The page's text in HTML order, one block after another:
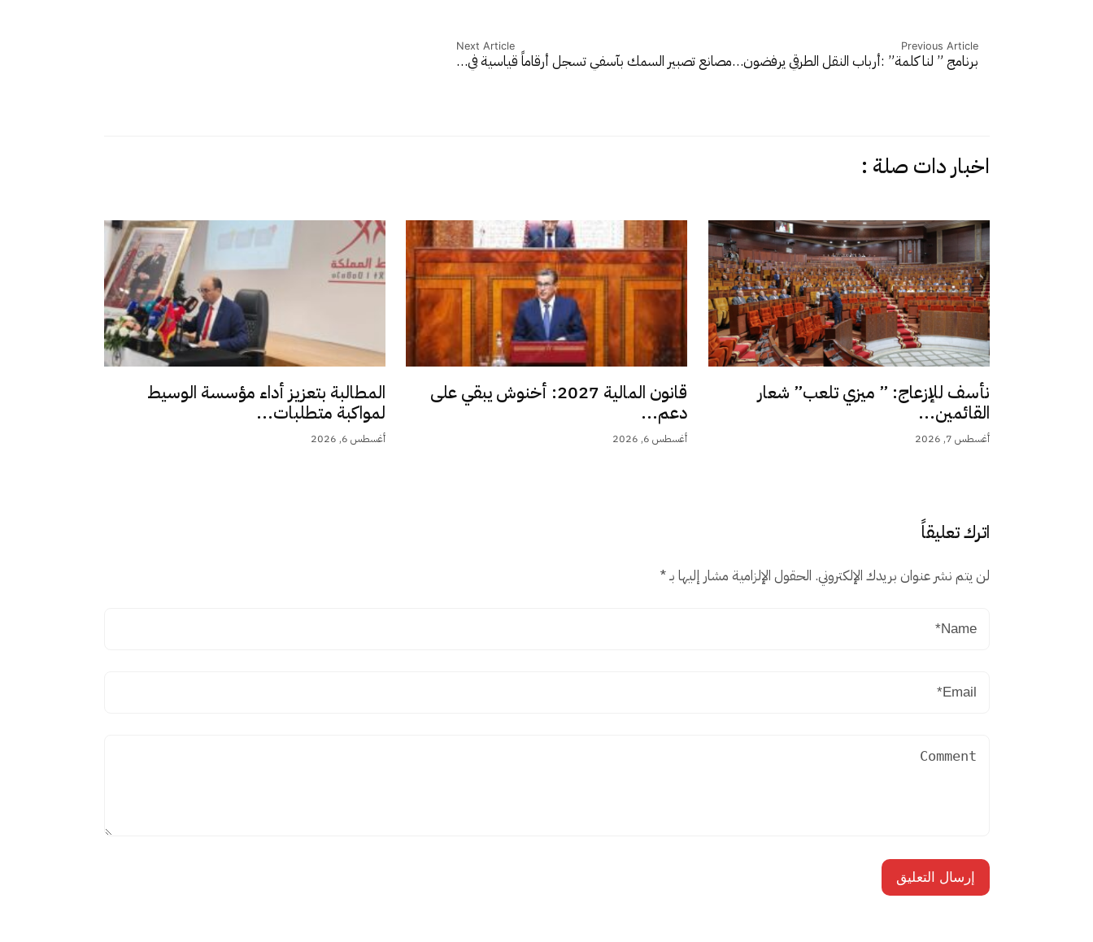
Previous Article
برنامج ” لنا كلمة” :أرباب النقل الطرقي يرفضون…
Next Article
مصانع تصبير السمك بآسفي تسجل أرقاماً قياسية في…
اخبار دات صلة :
نأسف للإزعاج: ” ميزي تلعب” شعار
القائمين...
أغسطس 7, 2026
قانون المالية 2027: أخنوش يبقي على
دعم...
أغسطس 6, 2026
المطالبة بتعزيز أداء مؤسسة الوسيط
لمواكبة متطلبات...
أغسطس 6, 2026
اترك تعليقاً
لن يتم نشر عنوان بريدك الإلكتروني. الحقول الإلزامية مشار إليها بـ*